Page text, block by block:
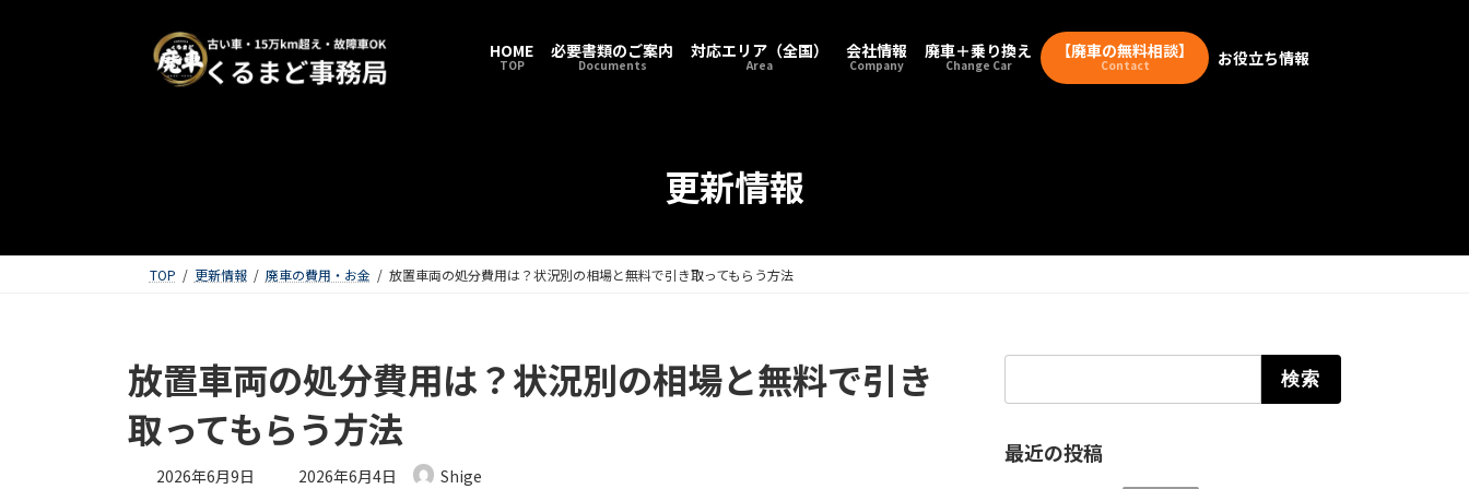
HOME
TOP
必要書類のご案内
Documents
対応エリア（全国）
Area
会社情報
Company
廃車＋乗り換え
Change Car
【廃車の無料相談】
Contact お役立ち情報
更新情報
TOP 更新情報 廃車の費用・お金 放置車両の処分費用は？状況別の相場と無料で引き取ってもらう方法
放置車両の処分費用は？状況別の相場と無料で引き
取ってもらう方法
2026年6月9日 最終更新日時 :
2026年6月4日 Shige
最近の投稿